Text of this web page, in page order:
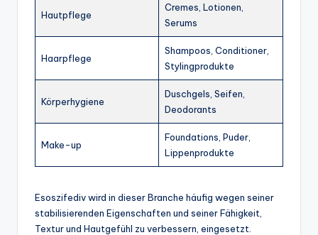
Hautpflege
Cremes, Lotionen,
Serums
Haarpflege
Shampoos, Conditioner,
Stylingprodukte
Körperhygiene
Duschgels, Seifen,
Deodorants
Make-up
Foundations, Puder,
Lippenprodukte
Esoszifediv wird in dieser Branche häufig wegen seiner
stabilisierenden Eigenschaften und seiner Fähigkeit,
Textur und Hautgefühl zu verbessern, eingesetzt.